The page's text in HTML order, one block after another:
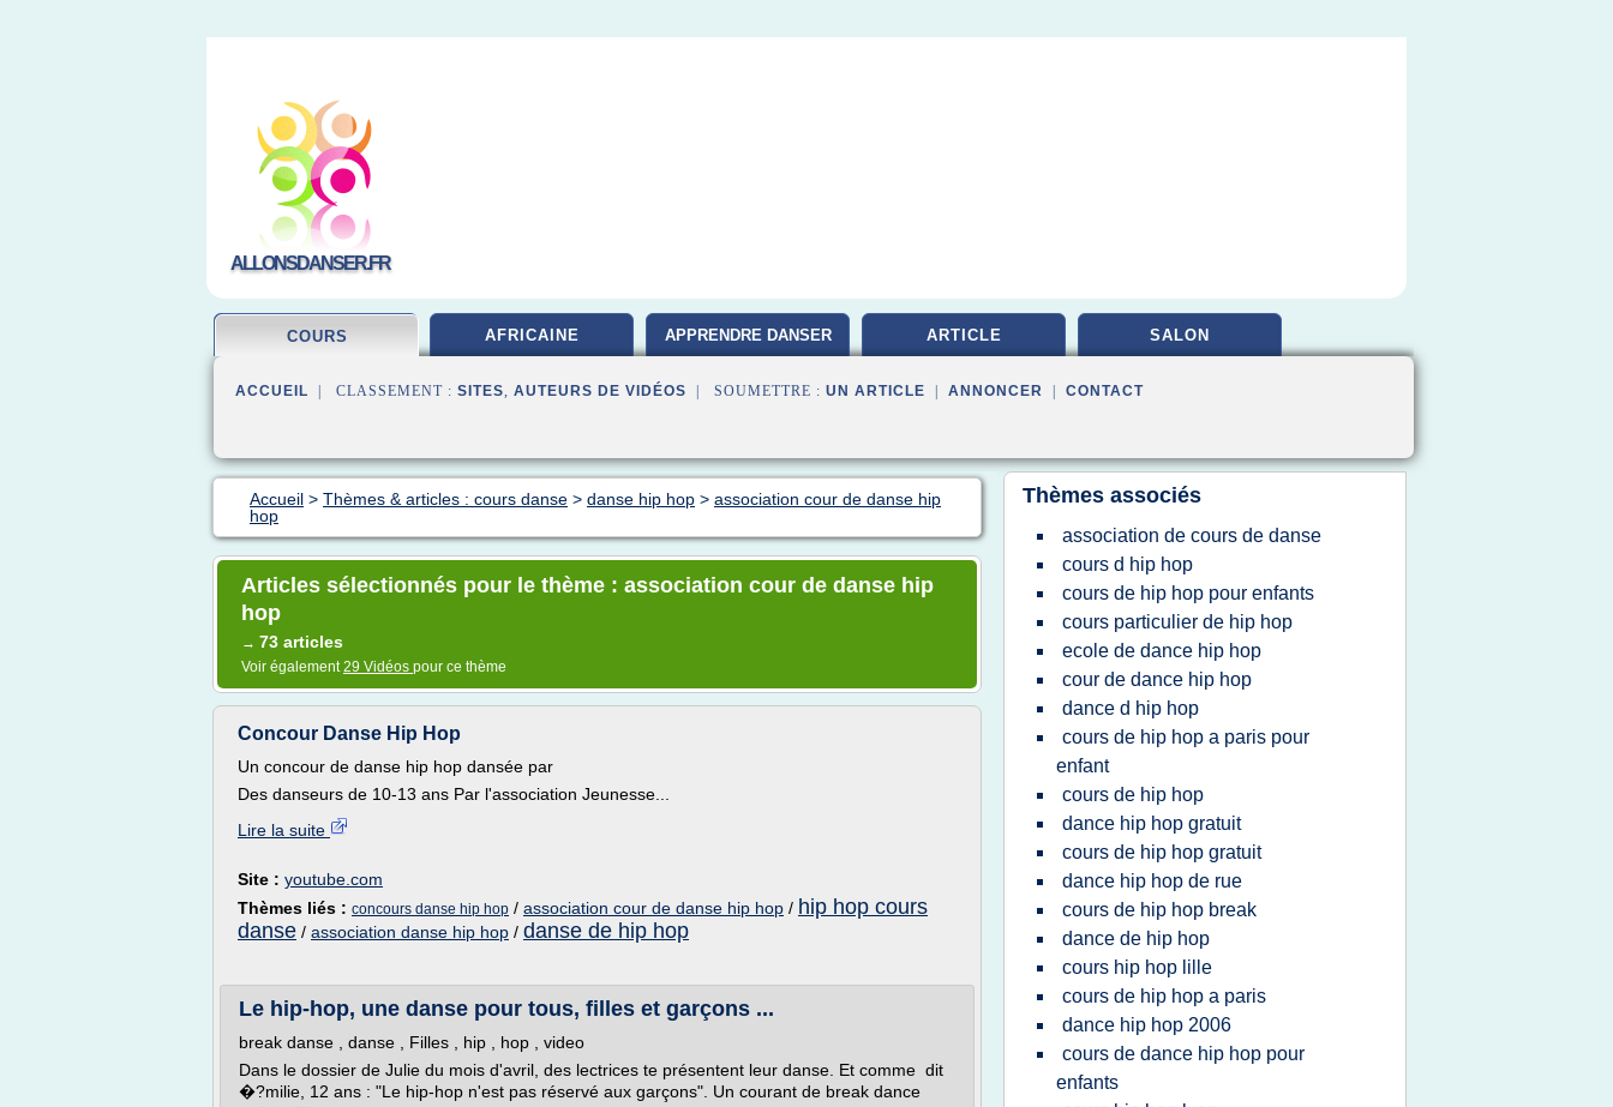
ALLONSDANSER.FR
COURS AFRICAINE APPRENDRE DANSER ARTICLE SALON
ACCUEIL | CLASSEMENT : SITES, AUTEURS DE VIDÉOS | SOUMETTRE : UN ARTICLE ANNONCER CONTACT
Accueil > Thèmes & articles : cours danse > danse hip hop > association cour de danse hip
hop
Articles sélectionnés pour le thème : association cour de danse hip
hop
→ 73 articles
Voir également29 Vidéos pour ce thème
Concour Danse Hip Hop
Un concour de danse hip hop dansée par
Des danseurs de 10-13 ans Par l'association Jeunesse...
Lire la suite
Site : youtube.com
Thèmes liés : concours danse hip hop / association cour de danse hip hop / hip hop cours
danse / association danse hip hop / danse de hip hop
Le hip-hop, une danse pour tous, filles et garçons ...
break danse , danse , Filles , hip , hop , video
Dans le dossier de Julie du mois d'avril, des lectrices te présentent leur danse. Et comme dit
�?milie, 12 ans : "Le hip-hop n'est pas réservé aux garçons". Un courant de break dance
Thèmes associés
association de cours de danse
cours d hip hop
cours de hip hop pour enfants
cours particulier de hip hop
ecole de dance hip hop
cour de dance hip hop
dance d hip hop
cours de hip hop a paris pour
enfant
cours de hip hop
dance hip hop gratuit
cours de hip hop gratuit
dance hip hop de rue
cours de hip hop break
dance de hip hop
cours hip hop lille
cours de hip hop a paris
dance hip hop 2006
cours de dance hip hop pour
enfants